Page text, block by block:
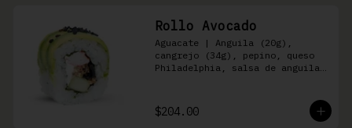
Rollo Avocado
Aguacate | Anguila (20g),
cangrejo (34g), pepino, queso
Philadelphia, salsa de anguila
$204.00